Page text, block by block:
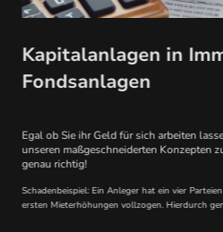
Kapitalanlagen in
Fondsanlagen
Egal ob Sie ihr Geld für sich arbeiten
unseren maßgeschneiderten Konzepten
genau richtig!
Schadenbeispiel: Ein Anleger hat ein vier
ersten Mieterhöhungen vollzogen. Hierdurch